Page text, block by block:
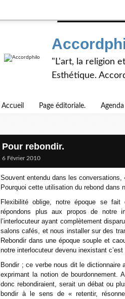
"L'art, la religion
Esthétique.
Accueil Page éditoriale. Agenda
Pour rebondir.
6 Février 2010
Souvent entendu dans les conversations,
Pourquoi cette utilisation du rebond dans
Flexibilité oblige, notre époque se
répondons plus aux propos de notre
l’interlocuteur ayant complètement
salons cafés, et nous installer sur des
Rebondir dans une époque souple et
notre interlocuteur devenu inexistant
Bondir ; ce verbe nous dit le dictionnaire
exprimant la notion de bourdonnement.
donc rebondiraient, serait un débat ou
bondir à le sens de « retentir,